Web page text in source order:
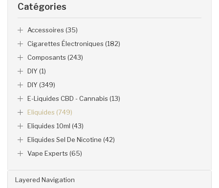
Layered Navigation
Catégories
Accessoires (35)
Cigarettes Électroniques (182)
Composants (243)
DIY (1)
DIY (349)
E-Liquides CBD - Cannabis (13)
Eliquides (749)
Eliquides 10ml (43)
Eliquides Sel De Nicotine (42)
Vape Experts (65)